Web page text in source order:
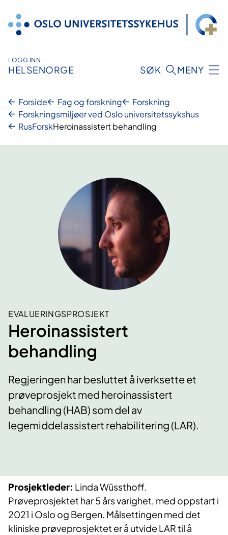
innhold
LOGG INN
HELSENORGE SØK MENY
Forside Fag og forskning
Forskning
Forskningsmiljøer ved Oslo universitetssykshus
RusForskHeroinassistert behandling
EVALUERINGSPROSJEKT
Heroinassistert
behandling
​Regjeringen har besluttet å iverksette et
prøveprosjekt med heroinassistert
behandling (HAB) som del av
legemiddelassistert rehabilitering (LAR).
Prosjektleder: Linda Wüssthoff.
Prøveprosjektet har 5 års varighet, med oppstart i
2021 i Oslo og Bergen. Målsettingen med det
kliniske prøveprosjektet er å utvide LAR til å